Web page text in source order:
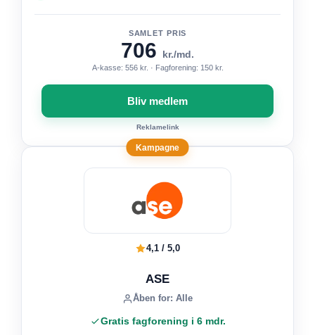
SAMLET PRIS
706 kr./md.
A-kasse: 556 kr. · Fagforening: 150 kr.
Bliv medlem
Reklamelink
Kampagne
4,1 / 5,0
ASE
Åben for: Alle
Gratis fagforening i 6 mdr.